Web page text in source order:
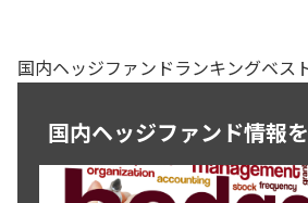
国内ヘッジファンドランキングベス
国内ヘッジファンド情報